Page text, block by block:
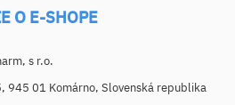
O E-SHOPE
s r.o.
945 01 Komárno, Slovenská republika